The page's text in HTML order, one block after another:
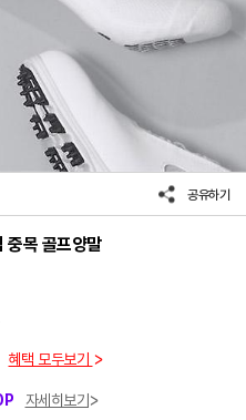
공유하기
중목 골프양말
혜택 모두보기
자세히보기